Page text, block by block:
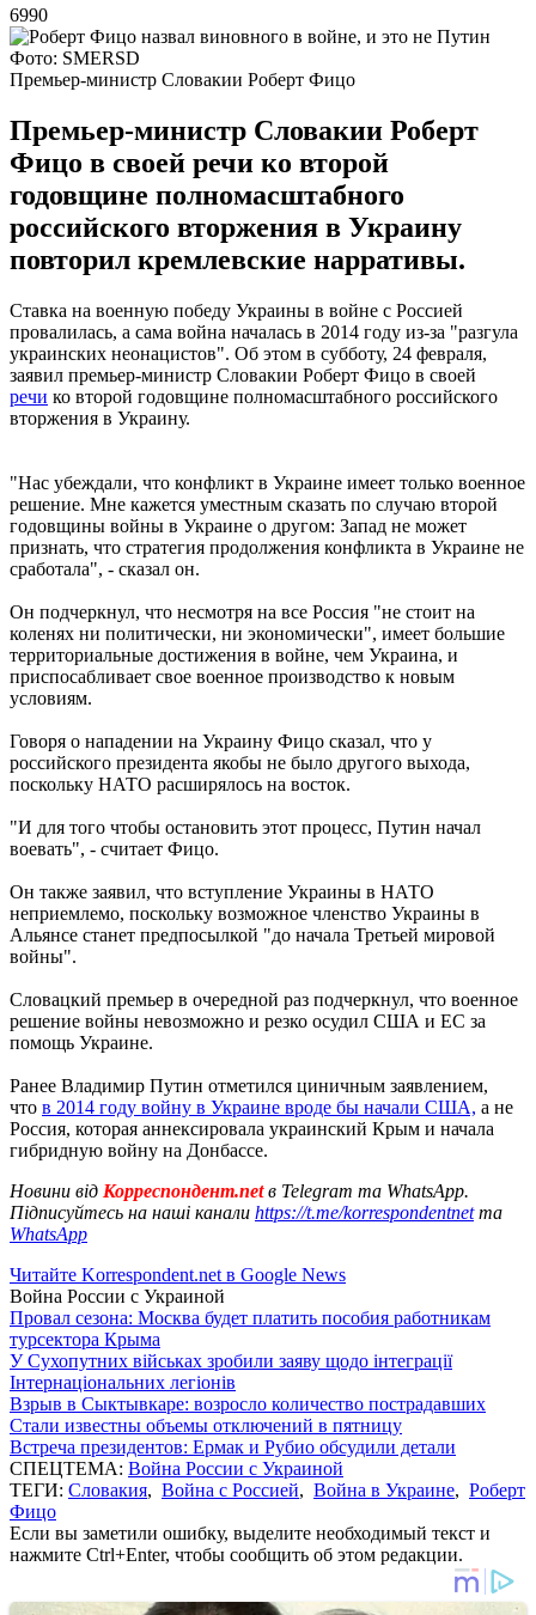
6990
Фото: SMERSD
Премьер-министр Словакии Роберт Фицо
Премьер-министр Словакии Роберт
Фицо в своей речи ко второй
годовщине полномасштабного
российского вторжения в Украину
повторил кремлевские нарративы.
Ставка на военную победу Украины в войне с Россией
провалилась, а сама война началась в 2014 году из-за "разгула
украинских неонацистов". Об этом в субботу, 24 февраля,
заявил премьер-министр Словакии Роберт Фицо в своей
речи ко второй годовщине полномасштабного российского
вторжения в Украину.
"Нас убеждали, что конфликт в Украине имеет только военное
решение. Мне кажется уместным сказать по случаю второй
годовщины войны в Украине о другом: Запад не может
признать, что стратегия продолжения конфликта в Украине не
сработала", - сказал он.
Он подчеркнул, что несмотря на все Россия "не стоит на
коленях ни политически, ни экономически", имеет большие
территориальные достижения в войне, чем Украина, и
приспосабливает свое военное производство к новым
условиям.
Говоря о нападении на Украину Фицо сказал, что у
российского президента якобы не было другого выхода,
поскольку НАТО расширялось на восток.
"И для того чтобы остановить этот процесс, Путин начал
воевать", - считает Фицо.
Он также заявил, что вступление Украины в НАТО
неприемлемо, поскольку возможное членство Украины в
Альянсе станет предпосылкой "до начала Третьей мировой
войны".
Словацкий премьер в очередной раз подчеркнул, что военное
решение войны невозможно и резко осудил США и ЕС за
помощь Украине.
Ранее Владимир Путин отметился циничным заявлением,
что в 2014 году войну в Украине вроде бы начали США, а не
Россия, которая аннексировала украинский Крым и начала
гибридную войну на Донбассе.
Новини від Корреспондент.netв Telegram та WhatsApp.
Підписуйтесь на наші канали https://t.me/korrespondentnetта
WhatsApp
Читайте Korrespondent.net в Google News
Война России с Украиной
Провал сезона: Москва будет платить пособия работникам
турсектора Крыма
У Сухопутних військах зробили заяву щодо інтеграції
Інтернаціональних легіонів
Взрыв в Сыктывкаре: возросло количество пострадавших
Стали известны объемы отключений в пятницу
Встреча президентов: Ермак и Рубио обсудили детали
СПЕЦТЕМА: Война России с Украиной
ТЕГИ: Словакия, Война с Россией, Война в Украине, Роберт
Фицо
Если вы заметили ошибку, выделите необходимый текст и
нажмите Ctrl+Enter, чтобы сообщить об этом редакции.